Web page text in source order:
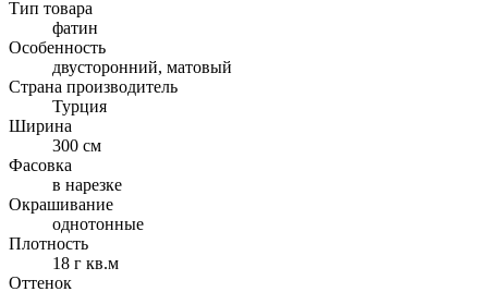
Тип товара
фатин
Особенность
двусторонний, матовый
Страна производитель
Турция
Ширина
300 см
Фасовка
в нарезке
Окрашивание
однотонные
Плотность
18 г кв.м
Оттенок